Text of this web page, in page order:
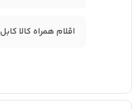
اقلام همراه کالا کابل